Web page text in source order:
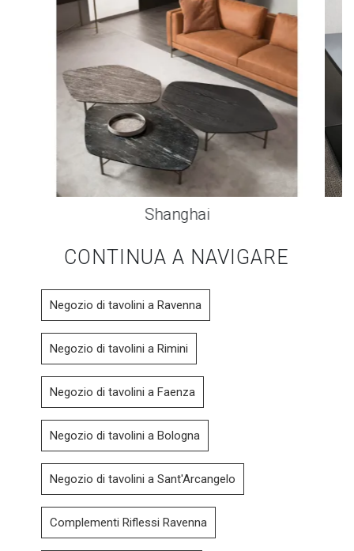
Shanghai
CONTINUA A NAVIGARE
Negozio di tavolini a Ravenna
Negozio di tavolini a Rimini
Negozio di tavolini a Faenza
Negozio di tavolini a Bologna
Negozio di tavolini a Sant'Arcangelo
Complementi Riflessi Ravenna